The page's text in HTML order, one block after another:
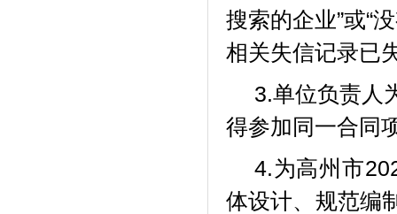
搜索的企业”或“
相关失信记录已
3.单位负责人
得参加同一合同
4.为高州市
体设计、规范编